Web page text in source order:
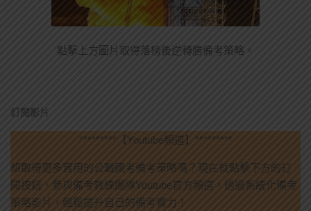
點擊上方圖片取得落榜後逆轉勝備考策略。
訂閱影片
*********【Youtube頻道】*********
想取得更多實用的公職國考備考策略嗎？現在就點擊下方的訂
閱按鈕，參與備考教練團隊Youtube官方頻道，透過系統化備考
策略影片，輕鬆提升自己的備考實力！